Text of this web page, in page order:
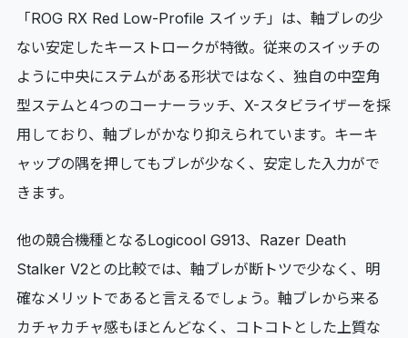
「ROG RX Red Low-Profile スイッチ」は、軸ブレの少
ない安定したキーストロークが特徴。従来のスイッチの
ように中央にステムがある形状ではなく、独自の中空角
型ステムと4つのコーナーラッチ、X-スタビライザーを採
用しており、軸ブレがかなり抑えられています。キーキ
ャップの隅を押してもブレが少なく、安定した入力がで
きます。
他の競合機種となるLogicool G913、Razer Death
Stalker V2との比較では、軸ブレが断トツで少なく、明
確なメリットであると言えるでしょう。軸ブレから来る
カチャカチャ感もほとんどなく、コトコトとした上質な